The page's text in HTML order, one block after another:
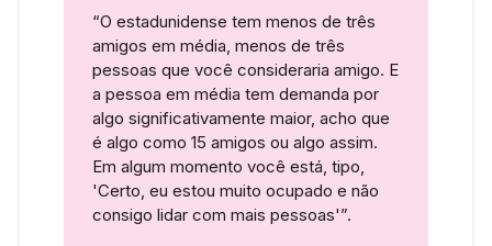
“O estadunidense tem menos de três
amigos em média, menos de três
pessoas que você consideraria amigo. E
a pessoa em média tem demanda por
algo significativamente maior, acho que
é algo como 15 amigos ou algo assim.
Em algum momento você está, tipo,
'Certo, eu estou muito ocupado e não
consigo lidar com mais pessoas'”.